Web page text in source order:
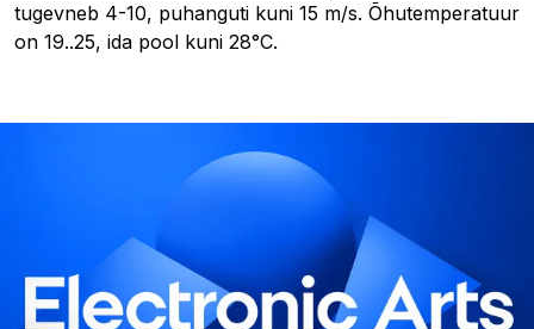
tugevneb 4-10, puhanguti kuni 15 m/s. Õhutemperatuur
on 19..25, ida pool kuni 28°C.